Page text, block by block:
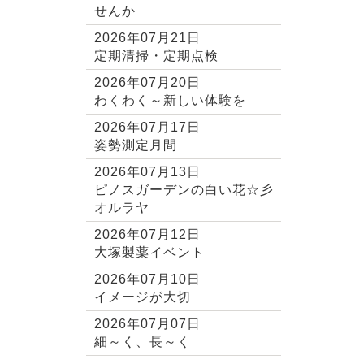
せんか
2026年07月21日
定期清掃・定期点検
2026年07月20日
わくわく～新しい体験を
2026年07月17日
姿勢測定月間
2026年07月13日
ピノスガーデンの白い花☆彡
オルラヤ
2026年07月12日
大塚製薬イベント
2026年07月10日
イメージが大切
2026年07月07日
細～く、長～く